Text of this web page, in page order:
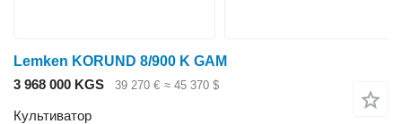
Lemken KORUND 8/900 K GAM
3 968 000 KGS
39 270 € ≈ 45 370 $
Культиватор